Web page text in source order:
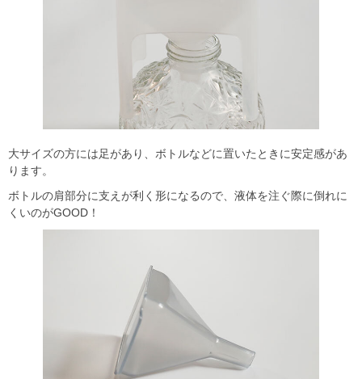
大サイズの方には足があり、ボトルなどに置いたときに安定感があ
ります。
ボトルの肩部分に支えが利く形になるので、液体を注ぐ際に倒れに
くいのがGOOD！